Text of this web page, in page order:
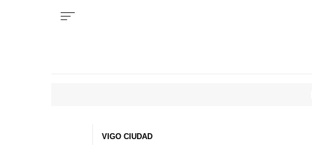
VIGO CIUDAD